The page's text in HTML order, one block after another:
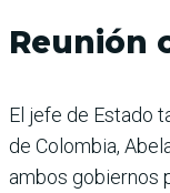
Reunión
El jefe de Estado
de Colombia,
ambos gobiernos